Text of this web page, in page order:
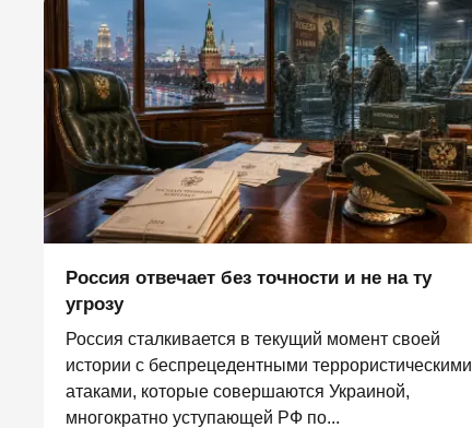
Россия отвечает без точности и не на ту
угрозу
Россия сталкивается в текущий момент своей
истории с беспрецедентными террористическими
атаками, которые совершаются Украиной,
многократно уступающей РФ по...